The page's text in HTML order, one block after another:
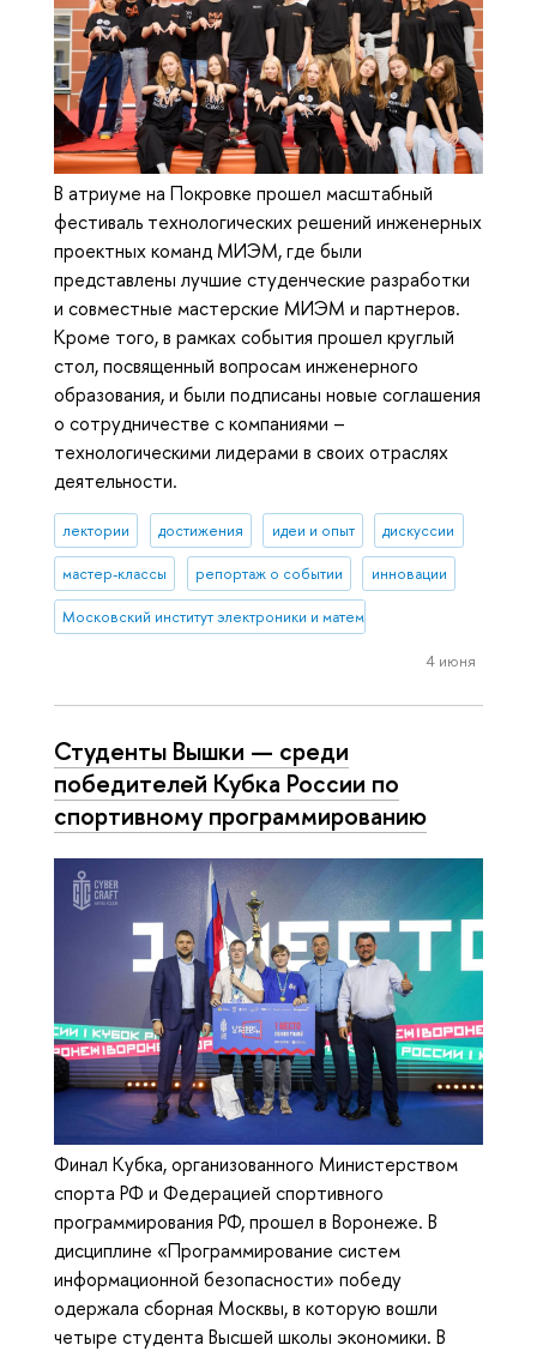
В атриуме на Покровке прошел масштабный
фестиваль технологических решений инженерных
проектных команд МИЭМ, где были
представлены лучшие студенческие разработки
и совместные мастерские МИЭМ и партнеров.
Кроме того, в рамках события прошел круглый
стол, посвященный вопросам инженерного
образования, и были подписаны новые соглашения
о сотрудничестве с компаниями –
технологическими лидерами в своих отраслях
деятельности.
лектории достижения идеи и опыт дискуссии
мастер-классы репортаж о событии инновации
Московский институт электроники и математики им. А.Н. Тихонова
4 июня
Студенты Вышки — среди
победителей Кубка России по
спортивному программированию
Финал Кубка, организованного Министерством
спорта РФ и Федерацией спортивного
программирования РФ, прошел в Воронеже. В
дисциплине «Программирование систем
информационной безопасности» победу
одержала сборная Москвы, в которую вошли
четыре студента Высшей школы экономики. В